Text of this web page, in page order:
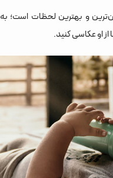
و بهترین لحظات است؛ به
او عکاسی کنید.